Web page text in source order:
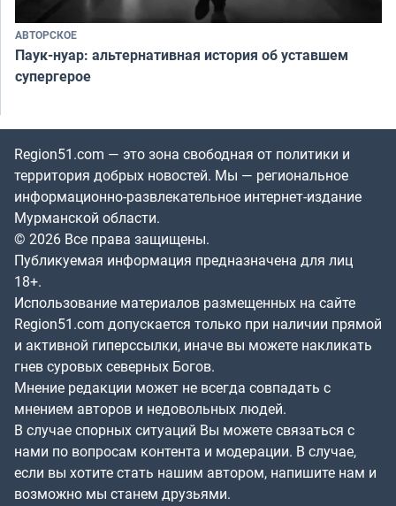
АВТОРСКОЕ
Паук-нуар: альтернативная история об уставшем
супергерое
Region51.com — это зона свободная от политики и
территория добрых новостей. Мы — региональное
информационно-развлекательное интернет-издание
Мурманской области.
© 2026 Все права защищены.
Публикуемая информация предназначена для лиц
18+.
Использование материалов размещенных на сайте
Region51.com допускается только при наличии прямой
и активной гиперссылки, иначе вы можете накликать
гнев суровых северных Богов.
Мнение редакции может не всегда совпадать с
мнением авторов и недовольных людей.
В случае спорных ситуаций Вы можете связаться с
нами по вопросам контента и модерации. В случае,
если вы хотите стать нашим автором, напишите нам и
возможно мы станем друзьями.